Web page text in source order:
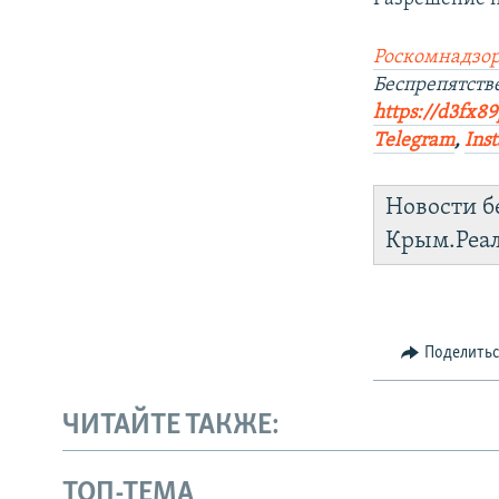
https://
Telegram,
Новости
ЧИТАЙТЕ ТАКЖЕ: